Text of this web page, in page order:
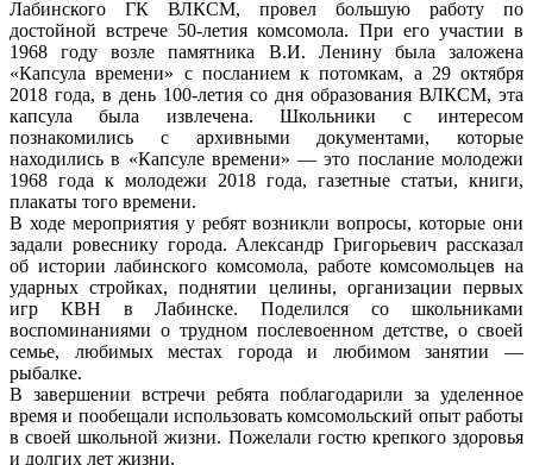
Лабинского ГК ВЛКСМ, провел большую работу по
достойной встрече 50-летия комсомола. При его участии в
1968 году возле памятника В.И. Ленину была заложена
«Капсула времени» с посланием к потомкам, а 29 октября
2018 года, в день 100-летия со дня образования ВЛКСМ, эта
капсула была извлечена. Школьники с интересом
познакомились с архивными документами, которые
находились в «Капсуле времени» — это послание молодежи
1968 года к молодежи 2018 года, газетные статьи, книги,
плакаты того времени.
В ходе мероприятия у ребят возникли вопросы, которые они
задали ровеснику города. Александр Григорьевич рассказал
об истории лабинского комсомола, работе комсомольцев на
ударных стройках, поднятии целины, организации первых
игр КВН в Лабинске. Поделился со школьниками
воспоминаниями о трудном послевоенном детстве, о своей
семье, любимых местах города и любимом занятии —
рыбалке.
В завершении встречи ребята поблагодарили за уделенное
время и пообещали использовать комсомольский опыт работы
в своей школьной жизни. Пожелали гостю крепкого здоровья
и долгих лет жизни.